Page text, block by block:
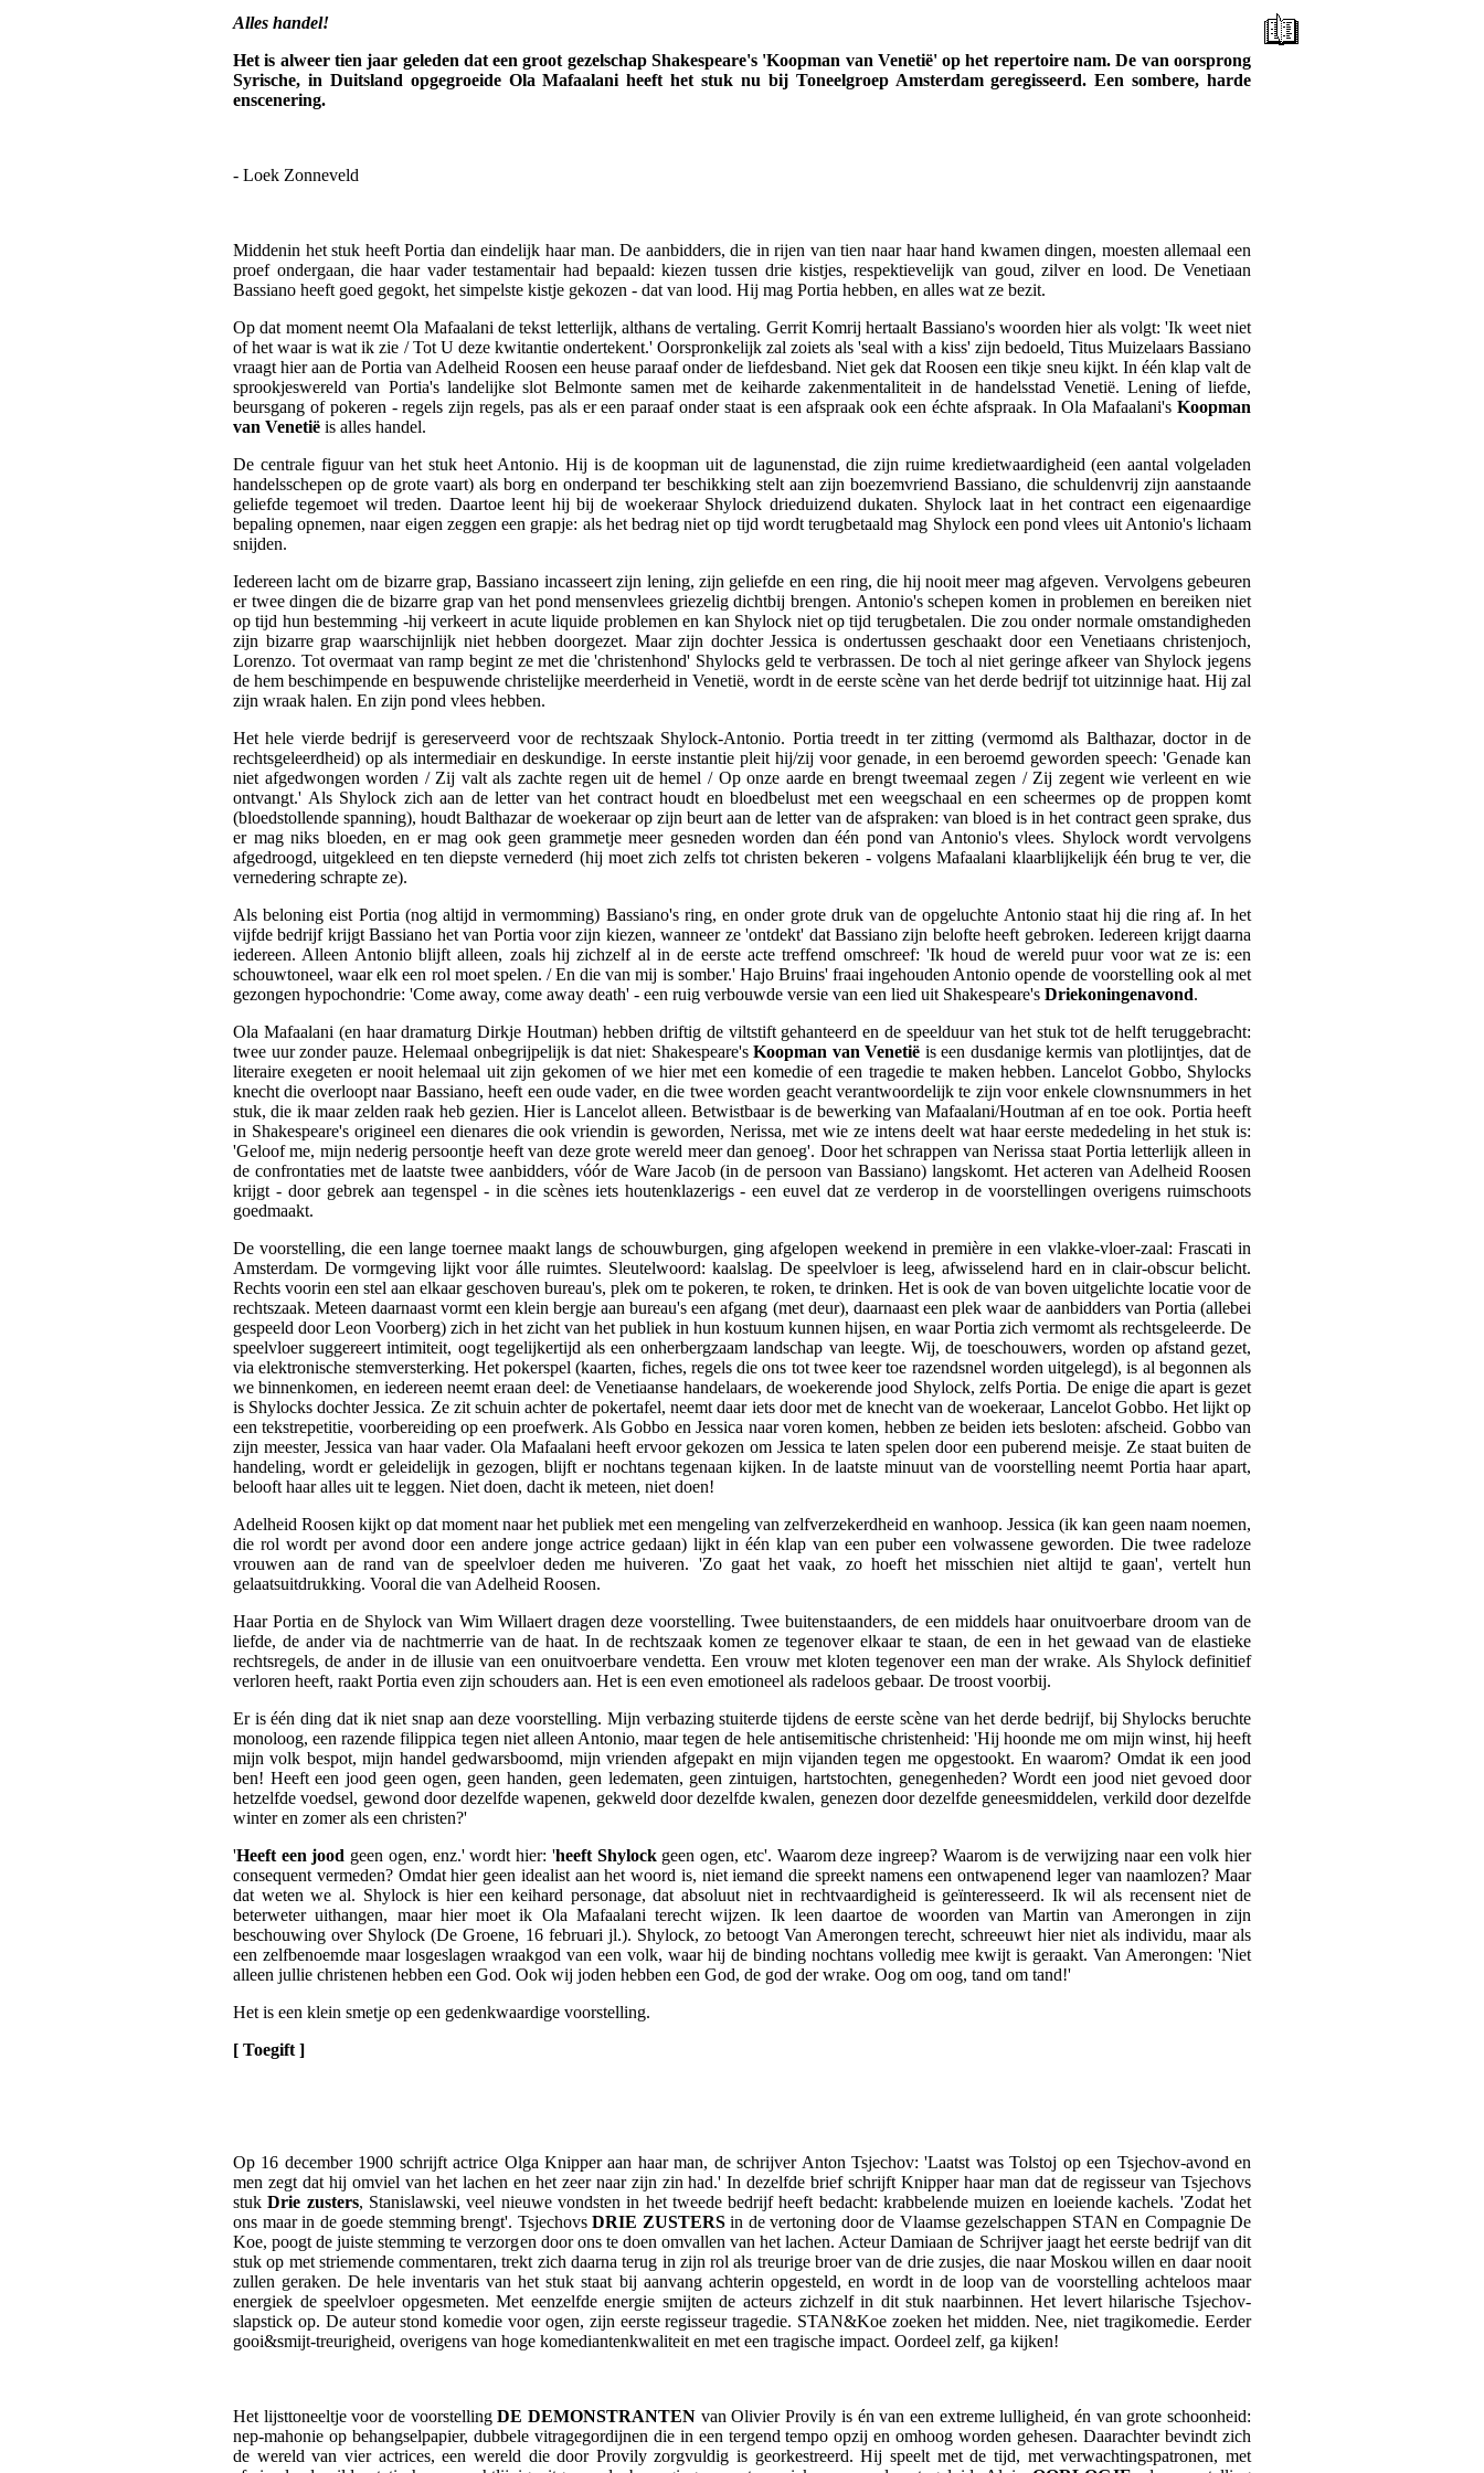
Alles handel!
Het is alweer tien jaar geleden dat een groot gezelschap Shakespeare's 'Koopman van Venetië' op het repertoire nam. De van oorsprong
Syrische, in Duitsland opgegroeide Ola Mafaalani heeft het stuk nu bij Toneelgroep Amsterdam geregisseerd. Een sombere, harde
enscenering.
- Loek Zonneveld
Middenin het stuk heeft Portia dan eindelijk haar man. De aanbidders, die in rijen van tien naar haar hand kwamen dingen, moesten allemaal een
proef ondergaan, die haar vader testamentair had bepaald: kiezen tussen drie kistjes, respektievelijk van goud, zilver en lood. De Venetiaan
Bassiano heeft goed gegokt, het simpelste kistje gekozen - dat van lood. Hij mag Portia hebben, en alles wat ze bezit.
Op dat moment neemt Ola Mafaalani de tekst letterlijk, althans de vertaling. Gerrit Komrij hertaalt Bassiano's woorden hier als volgt: 'Ik weet niet
of het waar is wat ik zie / Tot U deze kwitantie ondertekent.' Oorspronkelijk zal zoiets als 'seal with a kiss' zijn bedoeld, Titus Muizelaars Bassiano
vraagt hier aan de Portia van Adelheid Roosen een heuse paraaf onder de liefdesband. Niet gek dat Roosen een tikje sneu kijkt. In één klap valt de
sprookjeswereld van Portia's landelijke slot Belmonte samen met de keiharde zakenmentaliteit in de handelsstad Venetië. Lening of liefde,
beursgang of pokeren - regels zijn regels, pas als er een paraaf onder staat is een afspraak ook een échte afspraak. In Ola Mafaalani's Koopman
van Venetië is alles handel.
De centrale figuur van het stuk heet Antonio. Hij is de koopman uit de lagunenstad, die zijn ruime kredietwaardigheid (een aantal volgeladen
handelsschepen op de grote vaart) als borg en onderpand ter beschikking stelt aan zijn boezemvriend Bassiano, die schuldenvrij zijn aanstaande
geliefde tegemoet wil treden. Daartoe leent hij bij de woekeraar Shylock drieduizend dukaten. Shylock laat in het contract een eigenaardige
bepaling opnemen, naar eigen zeggen een grapje: als het bedrag niet op tijd wordt terugbetaald mag Shylock een pond vlees uit Antonio's lichaam
snijden.
Iedereen lacht om de bizarre grap, Bassiano incasseert zijn lening, zijn geliefde en een ring, die hij nooit meer mag afgeven. Vervolgens gebeuren
er twee dingen die de bizarre grap van het pond mensenvlees griezelig dichtbij brengen. Antonio's schepen komen in problemen en bereiken niet
op tijd hun bestemming -hij verkeert in acute liquide problemen en kan Shylock niet op tijd terugbetalen. Die zou onder normale omstandigheden
zijn bizarre grap waarschijnlijk niet hebben doorgezet. Maar zijn dochter Jessica is ondertussen geschaakt door een Venetiaans christenjoch,
Lorenzo. Tot overmaat van ramp begint ze met die 'christenhond' Shylocks geld te verbrassen. De toch al niet geringe afkeer van Shylock jegens
de hem beschimpende en bespuwende christelijke meerderheid in Venetië, wordt in de eerste scène van het derde bedrijf tot uitzinnige haat. Hij zal
zijn wraak halen. En zijn pond vlees hebben.
Het hele vierde bedrijf is gereserveerd voor de rechtszaak Shylock-Antonio. Portia treedt in ter zitting (vermomd als Balthazar, doctor in de
rechtsgeleerdheid) op als intermediair en deskundige. In eerste instantie pleit hij/zij voor genade, in een beroemd geworden speech: 'Genade kan
niet afgedwongen worden / Zij valt als zachte regen uit de hemel / Op onze aarde en brengt tweemaal zegen / Zij zegent wie verleent en wie
ontvangt.' Als Shylock zich aan de letter van het contract houdt en bloedbelust met een weegschaal en een scheermes op de proppen komt
(bloedstollende spanning), houdt Balthazar de woekeraar op zijn beurt aan de letter van de afspraken: van bloed is in het contract geen sprake, dus
er mag niks bloeden, en er mag ook geen grammetje meer gesneden worden dan één pond van Antonio's vlees. Shylock wordt vervolgens
afgedroogd, uitgekleed en ten diepste vernederd (hij moet zich zelfs tot christen bekeren - volgens Mafaalani klaarblijkelijk één brug te ver, die
vernedering schrapte ze).
Als beloning eist Portia (nog altijd in vermomming) Bassiano's ring, en onder grote druk van de opgeluchte Antonio staat hij die ring af. In het
vijfde bedrijf krijgt Bassiano het van Portia voor zijn kiezen, wanneer ze 'ontdekt' dat Bassiano zijn belofte heeft gebroken. Iedereen krijgt daarna
iedereen. Alleen Antonio blijft alleen, zoals hij zichzelf al in de eerste acte treffend omschreef: 'Ik houd de wereld puur voor wat ze is: een
schouwtoneel, waar elk een rol moet spelen. / En die van mij is somber.' Hajo Bruins' fraai ingehouden Antonio opende de voorstelling ook al met
gezongen hypochondrie: 'Come away, come away death' - een ruig verbouwde versie van een lied uit Shakespeare's Driekoningenavond.
Ola Mafaalani (en haar dramaturg Dirkje Houtman) hebben driftig de viltstift gehanteerd en de speelduur van het stuk tot de helft teruggebracht:
twee uur zonder pauze. Helemaal onbegrijpelijk is dat niet: Shakespeare's Koopman van Venetië is een dusdanige kermis van plotlijntjes, dat de
literaire exegeten er nooit helemaal uit zijn gekomen of we hier met een komedie of een tragedie te maken hebben. Lancelot Gobbo, Shylocks
knecht die overloopt naar Bassiano, heeft een oude vader, en die twee worden geacht verantwoordelijk te zijn voor enkele clownsnummers in het
stuk, die ik maar zelden raak heb gezien. Hier is Lancelot alleen. Betwistbaar is de bewerking van Mafaalani/Houtman af en toe ook. Portia heeft
in Shakespeare's origineel een dienares die ook vriendin is geworden, Nerissa, met wie ze intens deelt wat haar eerste mededeling in het stuk is:
'Geloof me, mijn nederig persoontje heeft van deze grote wereld meer dan genoeg'. Door het schrappen van Nerissa staat Portia letterlijk alleen in
de confrontaties met de laatste twee aanbidders, vóór de Ware Jacob (in de persoon van Bassiano) langskomt. Het acteren van Adelheid Roosen
krijgt - door gebrek aan tegenspel - in die scènes iets houtenklazerigs - een euvel dat ze verderop in de voorstellingen overigens ruimschoots
goedmaakt.
De voorstelling, die een lange toernee maakt langs de schouwburgen, ging afgelopen weekend in première in een vlakke-vloer-zaal: Frascati in
Amsterdam. De vormgeving lijkt voor álle ruimtes. Sleutelwoord: kaalslag. De speelvloer is leeg, afwisselend hard en in clair-obscur belicht.
Rechts voorin een stel aan elkaar geschoven bureau's, plek om te pokeren, te roken, te drinken. Het is ook de van boven uitgelichte locatie voor de
rechtszaak. Meteen daarnaast vormt een klein bergje aan bureau's een afgang (met deur), daarnaast een plek waar de aanbidders van Portia (allebei
gespeeld door Leon Voorberg) zich in het zicht van het publiek in hun kostuum kunnen hijsen, en waar Portia zich vermomt als rechtsgeleerde. De
speelvloer suggereert intimiteit, oogt tegelijkertijd als een onherbergzaam landschap van leegte. Wij, de toeschouwers, worden op afstand gezet,
via elektronische stemversterking. Het pokerspel (kaarten, fiches, regels die ons tot twee keer toe razendsnel worden uitgelegd), is al begonnen als
we binnenkomen, en iedereen neemt eraan deel: de Venetiaanse handelaars, de woekerende jood Shylock, zelfs Portia. De enige die apart is gezet
is Shylocks dochter Jessica. Ze zit schuin achter de pokertafel, neemt daar iets door met de knecht van de woekeraar, Lancelot Gobbo. Het lijkt op
een tekstrepetitie, voorbereiding op een proefwerk. Als Gobbo en Jessica naar voren komen, hebben ze beiden iets besloten: afscheid. Gobbo van
zijn meester, Jessica van haar vader. Ola Mafaalani heeft ervoor gekozen om Jessica te laten spelen door een puberend meisje. Ze staat buiten de
handeling, wordt er geleidelijk in gezogen, blijft er nochtans tegenaan kijken. In de laatste minuut van de voorstelling neemt Portia haar apart,
belooft haar alles uit te leggen. Niet doen, dacht ik meteen, niet doen!
Adelheid Roosen kijkt op dat moment naar het publiek met een mengeling van zelfverzekerdheid en wanhoop. Jessica (ik kan geen naam noemen,
die rol wordt per avond door een andere jonge actrice gedaan) lijkt in één klap van een puber een volwassene geworden. Die twee radeloze
vrouwen aan de rand van de speelvloer deden me huiveren. 'Zo gaat het vaak, zo hoeft het misschien niet altijd te gaan', vertelt hun
gelaatsuitdrukking. Vooral die van Adelheid Roosen.
Haar Portia en de Shylock van Wim Willaert dragen deze voorstelling. Twee buitenstaanders, de een middels haar onuitvoerbare droom van de
liefde, de ander via de nachtmerrie van de haat. In de rechtszaak komen ze tegenover elkaar te staan, de een in het gewaad van de elastieke
rechtsregels, de ander in de illusie van een onuitvoerbare vendetta. Een vrouw met kloten tegenover een man der wrake. Als Shylock definitief
verloren heeft, raakt Portia even zijn schouders aan. Het is een even emotioneel als radeloos gebaar. De troost voorbij.
Er is één ding dat ik niet snap aan deze voorstelling. Mijn verbazing stuiterde tijdens de eerste scène van het derde bedrijf, bij Shylocks beruchte
monoloog, een razende filippica tegen niet alleen Antonio, maar tegen de hele antisemitische christenheid: 'Hij hoonde me om mijn winst, hij heeft
mijn volk bespot, mijn handel gedwarsboomd, mijn vrienden afgepakt en mijn vijanden tegen me opgestookt. En waarom? Omdat ik een jood
ben! Heeft een jood geen ogen, geen handen, geen ledematen, geen zintuigen, hartstochten, genegenheden? Wordt een jood niet gevoed door
hetzelfde voedsel, gewond door dezelfde wapenen, gekweld door dezelfde kwalen, genezen door dezelfde geneesmiddelen, verkild door dezelfde
winter en zomer als een christen?'
'Heeft een jood geen ogen, enz.' wordt hier: 'heeft Shylockgeen ogen, etc'. Waarom deze ingreep? Waarom is de verwijzing naar een volk hier
consequent vermeden? Omdat hier geen idealist aan het woord is, niet iemand die spreekt namens een ontwapenend leger van naamlozen? Maar
dat weten we al. Shylock is hier een keihard personage, dat absoluut niet in rechtvaardigheid is geïnteresseerd. Ik wil als recensent niet de
beterweter uithangen, maar hier moet ik Ola Mafaalani terecht wijzen. Ik leen daartoe de woorden van Martin van Amerongen in zijn
beschouwing over Shylock (De Groene, 16 februari jl.). Shylock, zo betoogt Van Amerongen terecht, schreeuwt hier niet als individu, maar als
een zelfbenoemde maar losgeslagen wraakgod van een volk, waar hij de binding nochtans volledig mee kwijt is geraakt. Van Amerongen: 'Niet
alleen jullie christenen hebben een God. Ook wij joden hebben een God, de god der wrake. Oog om oog, tand om tand!'
Het is een klein smetje op een gedenkwaardige voorstelling.
[ Toegift ]
Op 16 december 1900 schrijft actrice Olga Knipper aan haar man, de schrijver Anton Tsjechov: 'Laatst was Tolstoj op een Tsjechov-avond en
men zegt dat hij omviel van het lachen en het zeer naar zijn zin had.' In dezelfde brief schrijft Knipper haar man dat de regisseur van Tsjechovs
stukDrie zusters, Stanislawski, veel nieuwe vondsten in het tweede bedrijf heeft bedacht: krabbelende muizen en loeiende kachels. 'Zodat het
ons maar in de goede stemming brengt'. Tsjechovs DRIE ZUSTERSin de vertoning door de Vlaamse gezelschappen STAN en Compagnie De
Koe, poogt de juiste stemming te verzorgen door ons te doen omvallen van het lachen. Acteur Damiaan de Schrijver jaagt het eerste bedrijf van dit
stuk op met striemende commentaren, trekt zich daarna terug in zijn rol als treurige broer van de drie zusjes, die naar Moskou willen en daar nooit
zullen geraken. De hele inventaris van het stuk staat bij aanvang achterin opgesteld, en wordt in de loop van de voorstelling achteloos maar
energiek de speelvloer opgesmeten. Met eenzelfde energie smijten de acteurs zichzelf in dit stuk naarbinnen. Het levert hilarische Tsjechov-
slapstick op. De auteur stond komedie voor ogen, zijn eerste regisseur tragedie. STAN&Koe zoeken het midden. Nee, niet tragikomedie. Eerder
gooi&smijt-treurigheid, overigens van hoge komediantenkwaliteit en met een tragische impact. Oordeel zelf, ga kijken!
Het lijsttoneeltje voor de voorstellingDE DEMONSTRANTEN van Olivier Provily is én van een extreme lulligheid, én van grote schoonheid:
nep-mahonie op behangselpapier, dubbele vitragegordijnen die in een tergend tempo opzij en omhoog worden gehesen. Daarachter bevindt zich
de wereld van vier actrices, een wereld die door Provily zorgvuldig is georkestreerd. Hij speelt met de tijd, met verwachtingspatronen, met